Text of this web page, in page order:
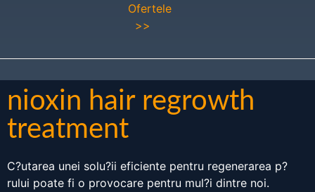
Ofertele
>>
nioxin hair regrowth
treatment
C?utarea unei solu?ii eficiente pentru regenerarea p?
rului poate fi o provocare pentru mul?i dintre noi.